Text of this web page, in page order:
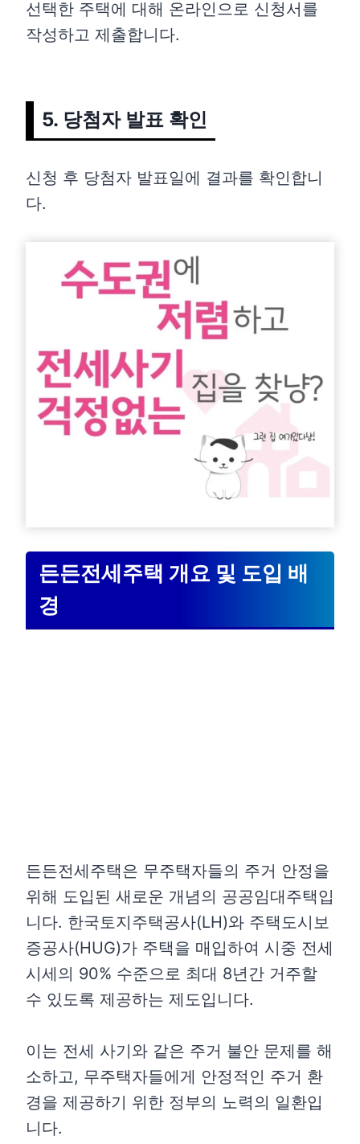
선택한 주택에 대해 온라인으로 신청서를
작성하고 제출합니다.
5. 당첨자 발표 확인
신청 후 당첨자 발표일에 결과를 확인합니
다.
든든전세주택 개요 및 도입 배
경
든든전세주택은 무주택자들의 주거 안정을
위해 도입된 새로운 개념의 공공임대주택입
니다. 한국토지주택공사(LH)와 주택도시보
증공사(HUG)가 주택을 매입하여 시중 전세
시세의 90% 수준으로 최대 8년간 거주할
수 있도록 제공하는 제도입니다.
이는 전세 사기와 같은 주거 불안 문제를 해
소하고, 무주택자들에게 안정적인 주거 환
경을 제공하기 위한 정부의 노력의 일환입
니다.